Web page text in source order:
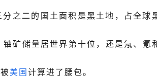
之二的国土面积是黑土地，占全球
矿储量居世界第十位，还是氖、氪
美国 计算进了腰包。